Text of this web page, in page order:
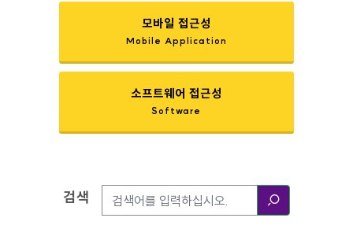
모바일 접근성
Mobile Application
소프트웨어 접근성
Software
검색옵션
검색